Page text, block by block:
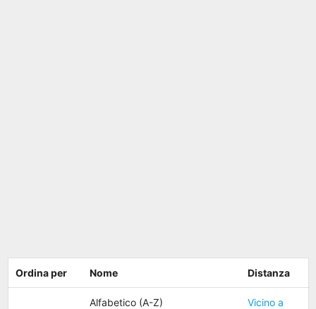
Ordina per Nome Distanza
Alfabetico (A-Z)
Vicino a